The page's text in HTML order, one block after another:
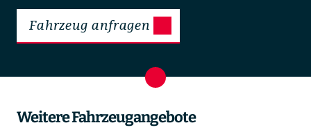
Fahrzeug anfragen
Weitere Fahrzeugangebote